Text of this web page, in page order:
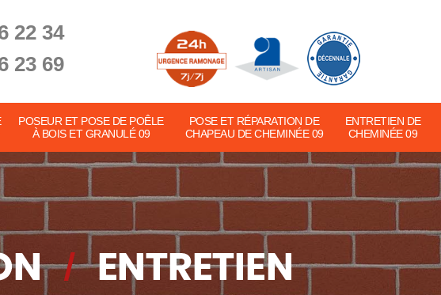
22 34
23 69
POSEUR ET POSE DE POÊLE
À BOIS ET GRANULÉ 09
POSE ET RÉPARATION DE
CHAPEAU DE CHEMINÉE 09
ENTRETIEN DE
CHEMINÉE 09